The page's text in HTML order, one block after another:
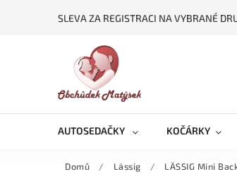
SLEVA ZA REGISTRACI NA VYBRANÉ
AUTOSEDAČKY KOČÁRKY
Domů / Lässig / LÄSSIG Mini